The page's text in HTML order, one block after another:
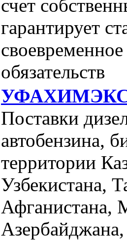
счет
гарантирует
обязательств
Поставки
автобензина,
территории
Узбекистана,
Афганистана,